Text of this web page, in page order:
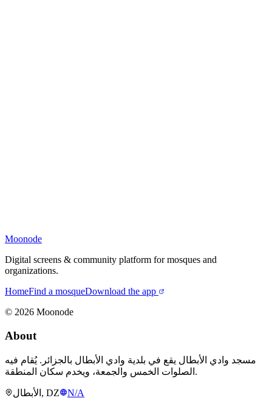
Moonode
Digital screens & community platform for mosques and
organizations.
HomeFind a mosqueDownload the app
© 2026 Moonode
About
مسجد وادي الأبطال يقع في بلدية وادي الأبطال بالجزائر. يُقام فيه
الصلوات الخمس والجمعة، ويخدم سكان المنطقة.
الأبطال, DZ
N/A